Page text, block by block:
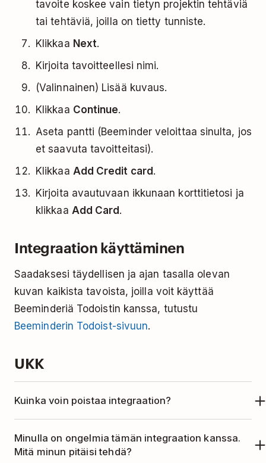
tavoite koskee vain tietyn projektin tehtäviä
tai tehtäviä, joilla on tietty tunniste.
Klikkaa Next.
Kirjoita tavoitteellesi nimi.
(Valinnainen) Lisää kuvaus.
Klikkaa Continue.
Aseta pantti (Beeminder veloittaa sinulta, jos
et saavuta tavoitteitasi).
Klikkaa Add Credit card .
Kirjoita avautuvaan ikkunaan korttitietosi ja
klikkaa Add Card .
Integraation käyttäminen
Saadaksesi täydellisen ja ajan tasalla olevan
kuvan kaikista tavoista, joilla voit käyttää
Beeminderiä Todoistin kanssa, tutustu
Beeminderin Todoist-sivuun.
UKK
Kuinka voin poistaa integraation?
kanssa, poista integraatio seuraavasti:
Minulla on ongelmia tämän integraation kanssa.
Mitä minun pitäisi tehdä?